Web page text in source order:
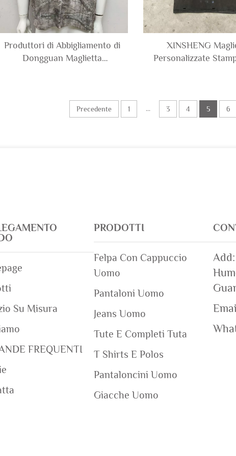
Produttori di Abbigliamento di
Dongguan Maglietta
Grafica T-shirt per Uomo
XINSHENG
Personalizzate
Scatola Magliette
Precedente 1 ... 3 4 5 6
Su Misura
FREQUENTI
PRODOTTI
Felpa Con Cappuccio
Uomo
Pantaloni Uomo
Jeans Uomo
Tute E Completi Tuta
T Shirts E Polos
Pantaloncini Uomo
Giacche Uomo